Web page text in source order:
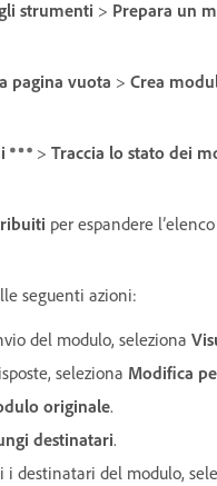
strumenti > Prepara un
pagina vuota > Crea
> Traccia lo stato dei
per espandere
seguenti azioni:
del modulo, seleziona
seleziona Modifica
originale.
destinatari.
destinatari del modulo,